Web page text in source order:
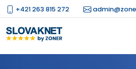
+421 263 815 272